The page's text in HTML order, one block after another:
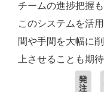
チームの進捗把握
このシステムを活
間や手間を大幅に
上させることも期